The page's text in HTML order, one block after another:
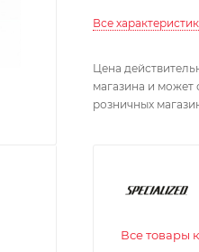
Все
Цена
магазина и может
розничных
Все товары